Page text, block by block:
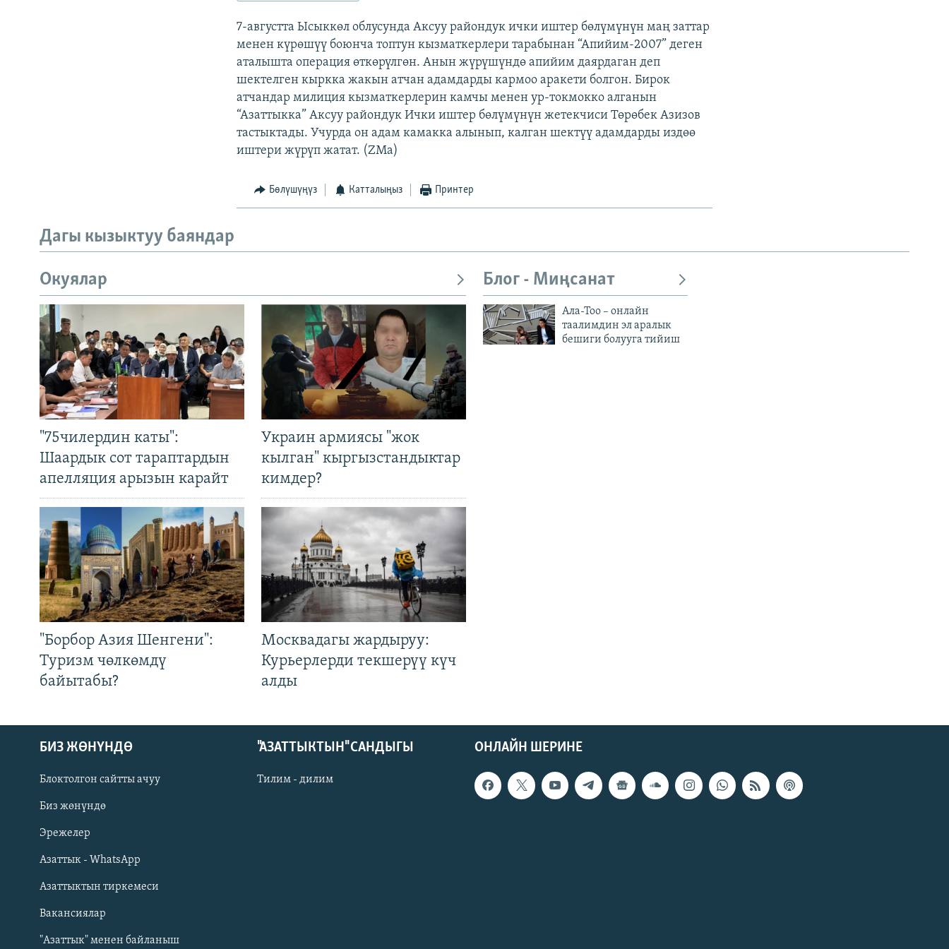
Русский
ОНЛАЙН ШЕРИНЕ
7-августта Ысыккөл облусунда Аксуу райондук ички иштер бөлүмүнүн маң заттар
менен күрөшүү боюнча топтун кызматкерлери тарабынан “Апийим-2007” деген
аталышта операция өткөрүлгөн. Анын жүрүшүндө апийим даярдаган деп
шектелген кыркка жакын атчан адамдарды кармоо аракети болгон. Бирок
атчандар милиция кызматкерлерин камчы менен ур-токмокко алганын
“Азаттыкка” Аксуу райондук Ички иштер бөлүмүнүн жетекчиси Төрөбек Азизов
тастыктады. Учурда он адам камакка алынып, калган шектүү адамдарды издөө
иштери жүрүп жатат. (ZMa)
Бөлүшүңүз Катталыңыз Принтер
Дагы кызыктуу баяндар
Окуялар
"75чилердин каты":
Шаардык сот тараптардын
апелляция арызын карайт
Украин армиясы "жок
кылган" кыргызстандыктар
кимдер?
"Борбор Азия Шенгени":
Туризм чөлкөмдү
байытабы?
Москвадагы жардыруу:
Курьерлерди текшерүү күч
алды
Блог - Миңсанат
Ала-Тоо – онлайн
таалимдин эл аралык
бешиги болууга тийиш
ОНЛАЙН ШЕРИНЕ
БИЗ ЖӨНҮНДӨ
Блоктолгон сайтты ачуу
Биз жөнүндө
Эрежелер
Азаттык - WhatsApp
Азаттыктын тиркемеси
Вакансиялар
"Азаттык" менен байланыш
"АЗАТТЫКТЫН" САНДЫГЫ
Тилим - дилим